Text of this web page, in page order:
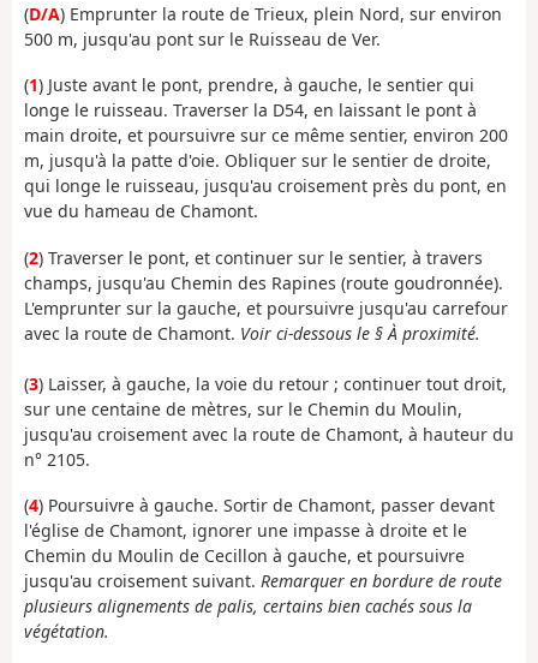
(D/A) Emprunter la route de Trieux, plein Nord, sur environ
500 m, jusqu'au pont sur le Ruisseau de Ver.
(1) Juste avant le pont, prendre, à gauche, le sentier qui
longe le ruisseau. Traverser la D54, en laissant le pont à
main droite, et poursuivre sur ce même sentier, environ 200
m, jusqu'à la patte d'oie. Obliquer sur le sentier de droite,
qui longe le ruisseau, jusqu'au croisement près du pont, en
vue du hameau de Chamont.
(2) Traverser le pont, et continuer sur le sentier, à travers
champs, jusqu'au Chemin des Rapines (route goudronnée).
L'emprunter sur la gauche, et poursuivre jusqu'au carrefour
avec la route de Chamont. Voir ci-dessous le § À proximité.
(3) Laisser, à gauche, la voie du retour ; continuer tout droit,
sur une centaine de mètres, sur le Chemin du Moulin,
jusqu'au croisement avec la route de Chamont, à hauteur du
n° 2105.
(4) Poursuivre à gauche. Sortir de Chamont, passer devant
l'église de Chamont, ignorer une impasse à droite et le
Chemin du Moulin de Cecillon à gauche, et poursuivre
jusqu'au croisement suivant. Remarquer en bordure de route
plusieurs alignements de palis, certains bien cachés sous la
végétation.